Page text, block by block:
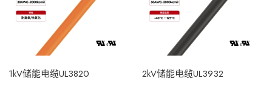
1kV储能电缆UL3820 2kV储能电缆UL3932